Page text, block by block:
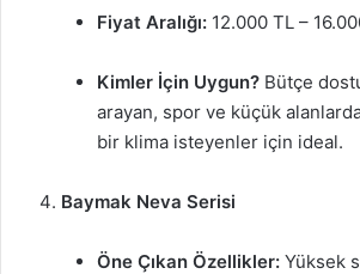
Fiyat Aralığı: 12.000 TL –
Kimler İçin Uygun? Bütçe
arayan, spor ve küçük
bir klima isteyenler için ideal.
Baymak Neva Serisi
Öne Çıkan Özellikler: Yüksek